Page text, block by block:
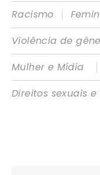
Racismo
|
Violência de
Mulher e Mídia
|
Direitos sexuais